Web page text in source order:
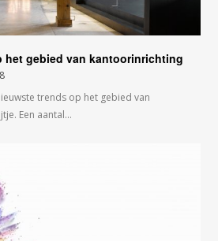
het gebied van kantoorinrichting
trends op het gebied van
Een aantal…